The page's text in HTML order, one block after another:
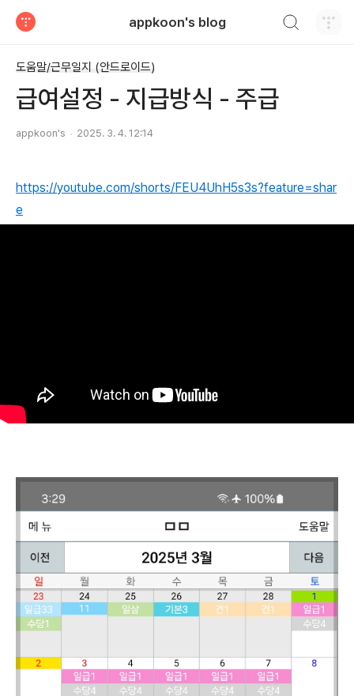
appkoon's blog
도움말/근무일지 (안드로이드)
급여설정 - 지급방식 - 주급
appkoon's 2025. 3. 4. 12:14
https://youtube.com/shorts/FEU4UhH5s3s?feature=shar
e